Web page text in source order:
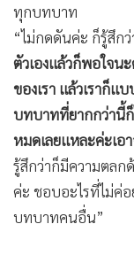
ทุกบทบาท
“ไม่กดดันค่ะ ก็รู้สึก
ตัวเองแล้วก็พอใจน
ของเรา แล้วเราก็แ
บทบาทที่ยากกว่านี้
หมดเลยแหละค่ะเอ
รู้สึกว่าก็มีความตลก
ค่ะ ชอบอะไรที่ไม่ค่อ
บทบาทคนอื่น”